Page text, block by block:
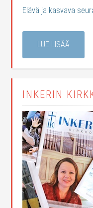
Elävä ja kasvava
LUE LISÄÄ
INKERIN